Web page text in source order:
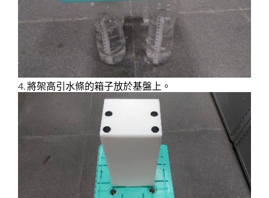
4.將架高引水條的箱子放於基盤上。